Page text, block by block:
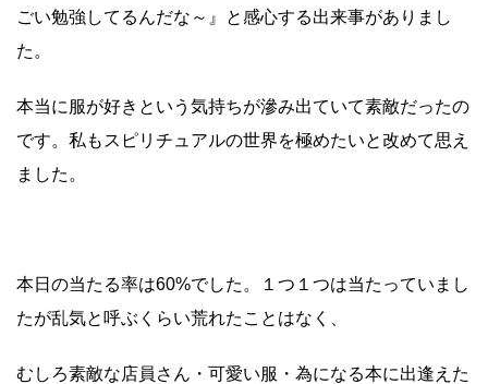
ごい勉強してるんだな～』と感心する出来事がありまし
た。
本当に服が好きという気持ちが滲み出ていて素敵だったの
です。私もスピリチュアルの世界を極めたいと改めて思え
ました。
本日の当たる率は60%でした。１つ１つは当たっていまし
たが乱気と呼ぶくらい荒れたことはなく、
むしろ素敵な店員さん・可愛い服・為になる本に出逢えた